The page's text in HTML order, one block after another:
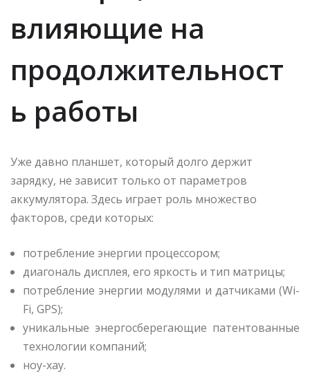
влияющие на
продолжительност
ь работы
Уже давно планшет, который долго держит
зарядку, не зависит только от параметров
аккумулятора. Здесь играет роль множество
факторов, среди которых:
потребление энергии процессором;
диагональ дисплея, его яркость и тип матрицы;
потребление энергии модулями и датчиками (Wi-
Fi, GPS);
уникальные энергосберегающие патентованные
технологии компаний;
ноу-хау.